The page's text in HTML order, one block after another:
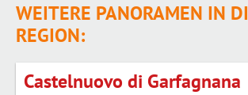
WEITERE PANORAMEN IN
REGION:
Castelnuovo di Garfagnana